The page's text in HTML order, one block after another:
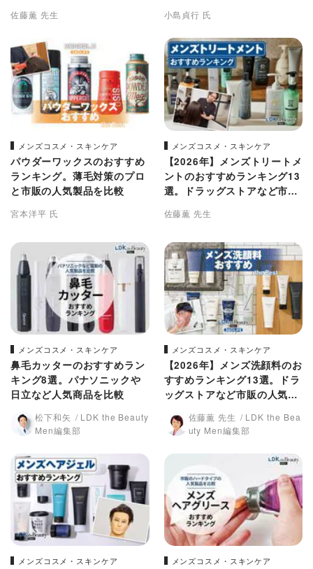
佐藤薫 先生 小島貞行 氏
メンズコスメ・スキンケア
パウダーワックスのおすすめ
ランキング。薄毛対策のプロ
と市販の人気製品を比較
宮本洋平 氏
メンズコスメ・スキンケア
【2026年】メンズトリートメ
ントのおすすめランキング13
選。ドラッグストアなど市販
佐藤薫 先生
メンズコスメ・スキンケア
鼻毛カッターのおすすめラン
キング8選。パナソニックや
日立など人気商品を比較
松下和矢
LDK the Beauty
Men編集部
メンズコスメ・スキンケア
【2026年】メンズ洗顔料のお
すすめランキング13選。ドラ
ッグストアなど市販の人気製
佐藤薫 先生
LDK the Bea
uty Men編集部
メンズコスメ・スキンケア メンズコスメ・スキンケア